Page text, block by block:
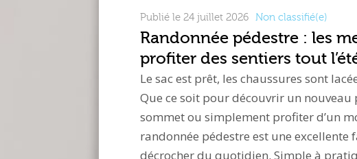
Publié le 24 juillet 2026 Non classifié(e)
Randonnée pédestre : les
profiter des sentiers tout
Le sac est prêt, les chaussures sont
Que ce soit pour découvrir un
sommet ou simplement profiter d’un
randonnée pédestre est une excellente
décrocher du quotidien. Simple à